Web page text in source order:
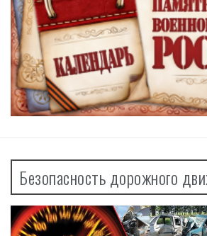
Безопасность дорожного